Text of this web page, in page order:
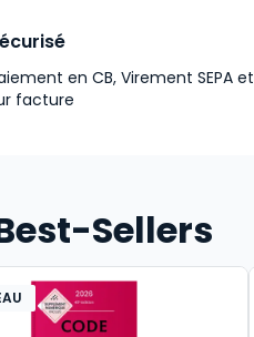
en CB, Virement SEPA et
facture
Sellers